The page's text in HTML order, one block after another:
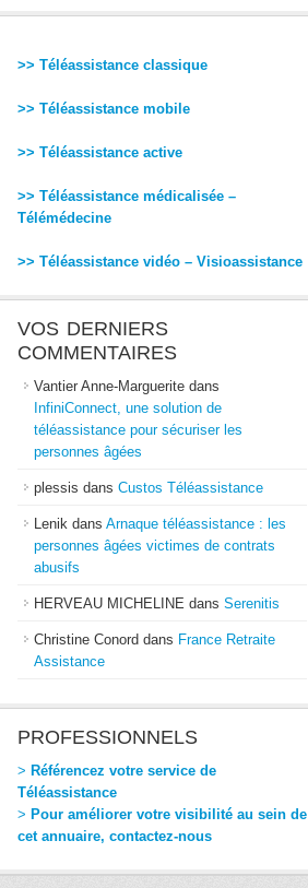
>> Téléassistance classique
>> Téléassistance mobile
>> Téléassistance active
>> Téléassistance médicalisée –
Télémédecine
>> Téléassistance vidéo – Visioassistance
VOS DERNIERS
COMMENTAIRES
Vantier Anne-Marguerite dans
InfiniConnect, une solution de
téléassistance pour sécuriser les
personnes âgées
plessis dans Custos Téléassistance
Lenik dans Arnaque téléassistance : les
personnes âgées victimes de contrats
abusifs
HERVEAU MICHELINE dans Serenitis
Christine Conord dans France Retraite
Assistance
PROFESSIONNELS
> Référencez votre service de
Téléassistance
> Pour améliorer votre visibilité au sein de
cet annuaire, contactez-nous